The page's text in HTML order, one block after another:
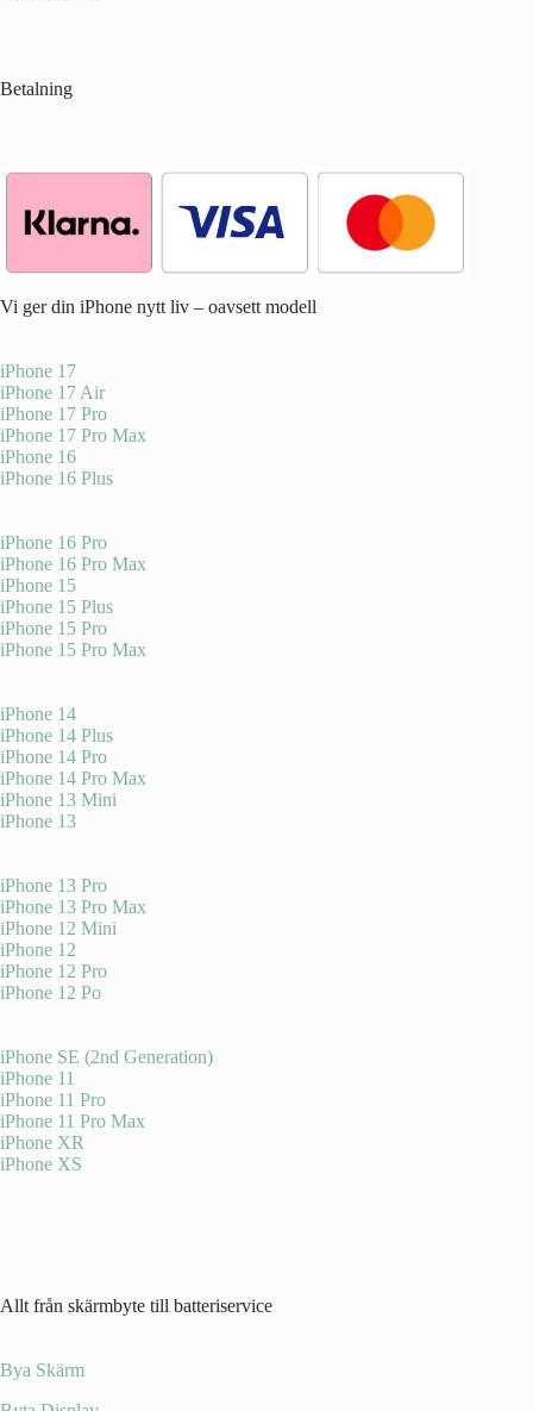
Betalning
Vi ger din iPhone nytt liv – oavsett modell
iPhone 17
iPhone 17 Air
iPhone 17 Pro
iPhone 17 Pro Max
iPhone 16
iPhone 16 Plus
iPhone 16 Pro
iPhone 16 Pro Max
iPhone 15
iPhone 15 Plus
iPhone 15 Pro
iPhone 15 Pro Max
iPhone 14
iPhone 14 Plus
iPhone 14 Pro
iPhone 14 Pro Max
iPhone 13 Mini
iPhone 13
iPhone 13 Pro
iPhone 13 Pro Max
iPhone 12 Mini
iPhone 12
iPhone 12 Pro
iPhone 12 Po
iPhone SE (2nd Generation)
iPhone 11
iPhone 11 Pro
iPhone 11 Pro Max
iPhone XR
iPhone XS
Allt från skärmbyte till batteriservice
Bya Skärm